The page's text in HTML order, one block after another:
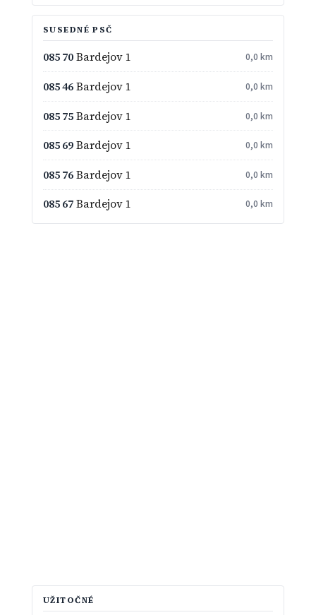
SUSEDNÉ PSČ
085 70Bardejov 1 0,0 km
085 46Bardejov 1 0,0 km
085 75Bardejov 1 0,0 km
085 69Bardejov 1 0,0 km
085 76Bardejov 1 0,0 km
085 67Bardejov 1 0,0 km
UŽITOČNÉ